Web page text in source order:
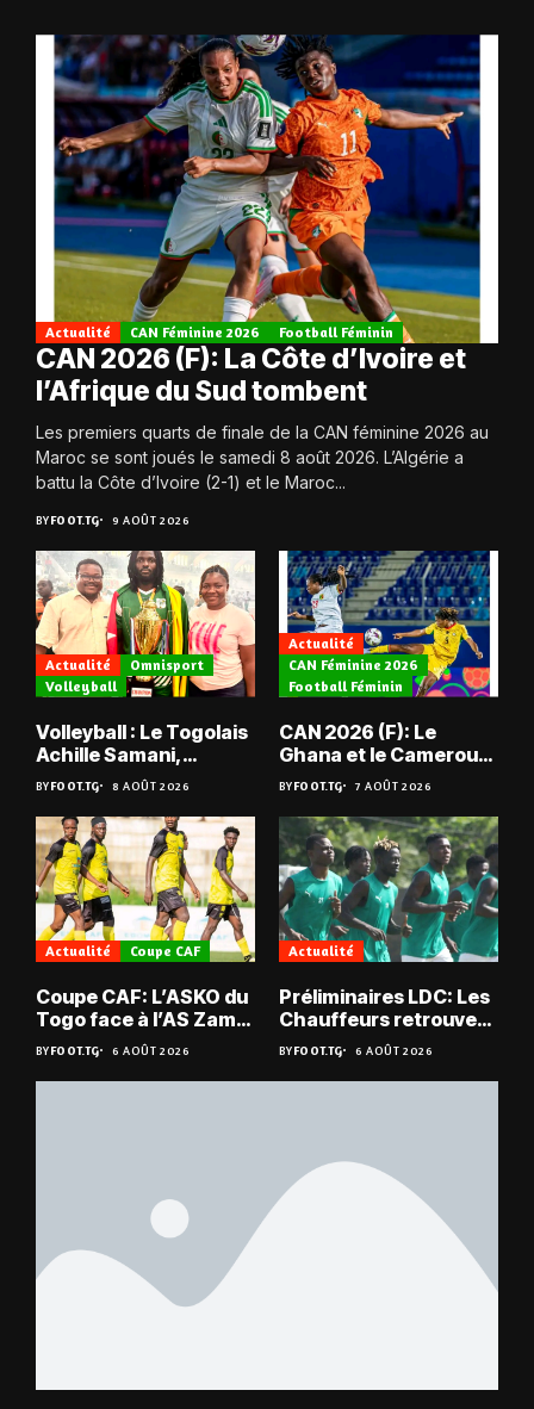
Actualité CAN Féminine 2026 Football Féminin
CAN 2026 (F): La Côte d’Ivoire et
l’Afrique du Sud tombent
Les premiers quarts de finale de la CAN féminine 2026 au
Maroc se sont joués le samedi 8 août 2026. L’Algérie a
battu la Côte d’Ivoire (2-1) et le Maroc...
BYFOOT.TG 9 AOÛT 2026
Actualité
Omnisport
Volleyball
Volleyball : Le Togolais
Achille Samani,
champion du Bénin !
BYFOOT.TG 8 AOÛT 2026
Actualité
CAN Féminine 2026
Football Féminin
CAN 2026 (F): Le
Ghana et le Cameroun
en quarts
BYFOOT.TG 7 AOÛT 2026
Actualité Coupe CAF
Coupe CAF: L’ASKO du
Togo face à l’AS Zam
du Niger
BYFOOT.TG 6 AOÛT 2026
Actualité
Préliminaires LDC: Les
Chauffeurs retrouvent
les Mimos
BYFOOT.TG 6 AOÛT 2026